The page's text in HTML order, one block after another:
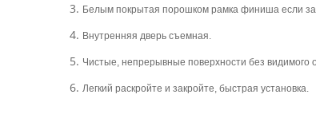
3. Белым покрытая порошком рамка финиша если
4. Внутренняя дверь съемная.
5. Чистые, непрерывные поверхности без видимого
6. Легкий раскройте и закройте, быстрая установка.